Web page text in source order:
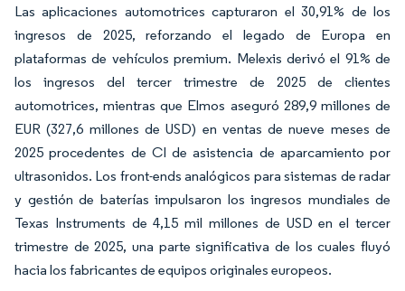
Las aplicaciones automotrices capturaron el 30,91% de los
ingresos de 2025, reforzando el legado de Europa en
plataformas de vehículos premium. Melexis derivó el 91% de
los ingresos del tercer trimestre de 2025 de clientes
automotrices, mientras que Elmos aseguró 289,9 millones de
EUR (327,6 millones de USD) en ventas de nueve meses de
2025 procedentes de CI de asistencia de aparcamiento por
ultrasonidos. Los front-ends analógicos para sistemas de radar
y gestión de baterías impulsaron los ingresos mundiales de
Texas Instruments de 4,15 mil millones de USD en el tercer
trimestre de 2025, una parte significativa de los cuales fluyó
hacia los fabricantes de equipos originales europeos.